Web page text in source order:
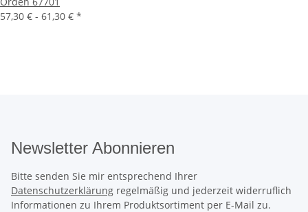
57,30 € - 61,30 € *
Newsletter Abonnieren
Bitte senden Sie mir entsprechend Ihrer
Datenschutzerklärung regelmäßig und jederzeit widerruflich
Informationen zu Ihrem Produktsortiment per E-Mail zu.